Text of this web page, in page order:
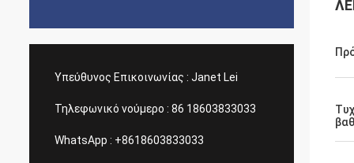
Υπεύθυνος Επικοινωνίας : Janet Lei
Τηλεφωνικό νούμερο : 86 18603833033
WhatsApp : +8618603833033